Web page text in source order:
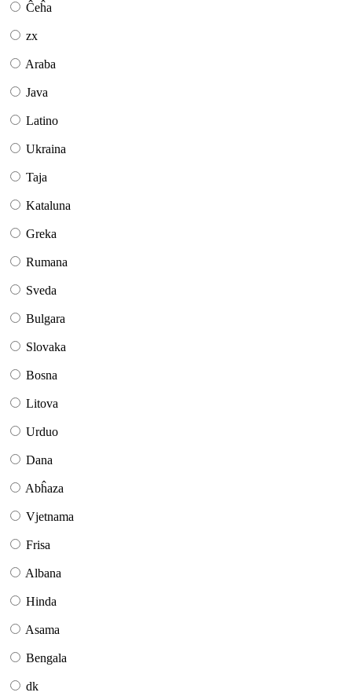
Ĉeĥa
zx
Araba
Java
Latino
Ukraina
Taja
Kataluna
Greka
Rumana
Sveda
Bulgara
Slovaka
Bosna
Litova
Urduo
Dana
Abĥaza
Vjetnama
Frisa
Albana
Hinda
Asama
Bengala
dk